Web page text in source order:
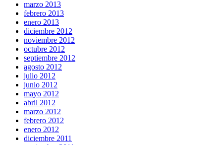
marzo 2013
febrero 2013
enero 2013
diciembre 2012
noviembre 2012
octubre 2012
septiembre 2012
agosto 2012
julio 2012
junio 2012
mayo 2012
abril 2012
marzo 2012
febrero 2012
enero 2012
diciembre 2011